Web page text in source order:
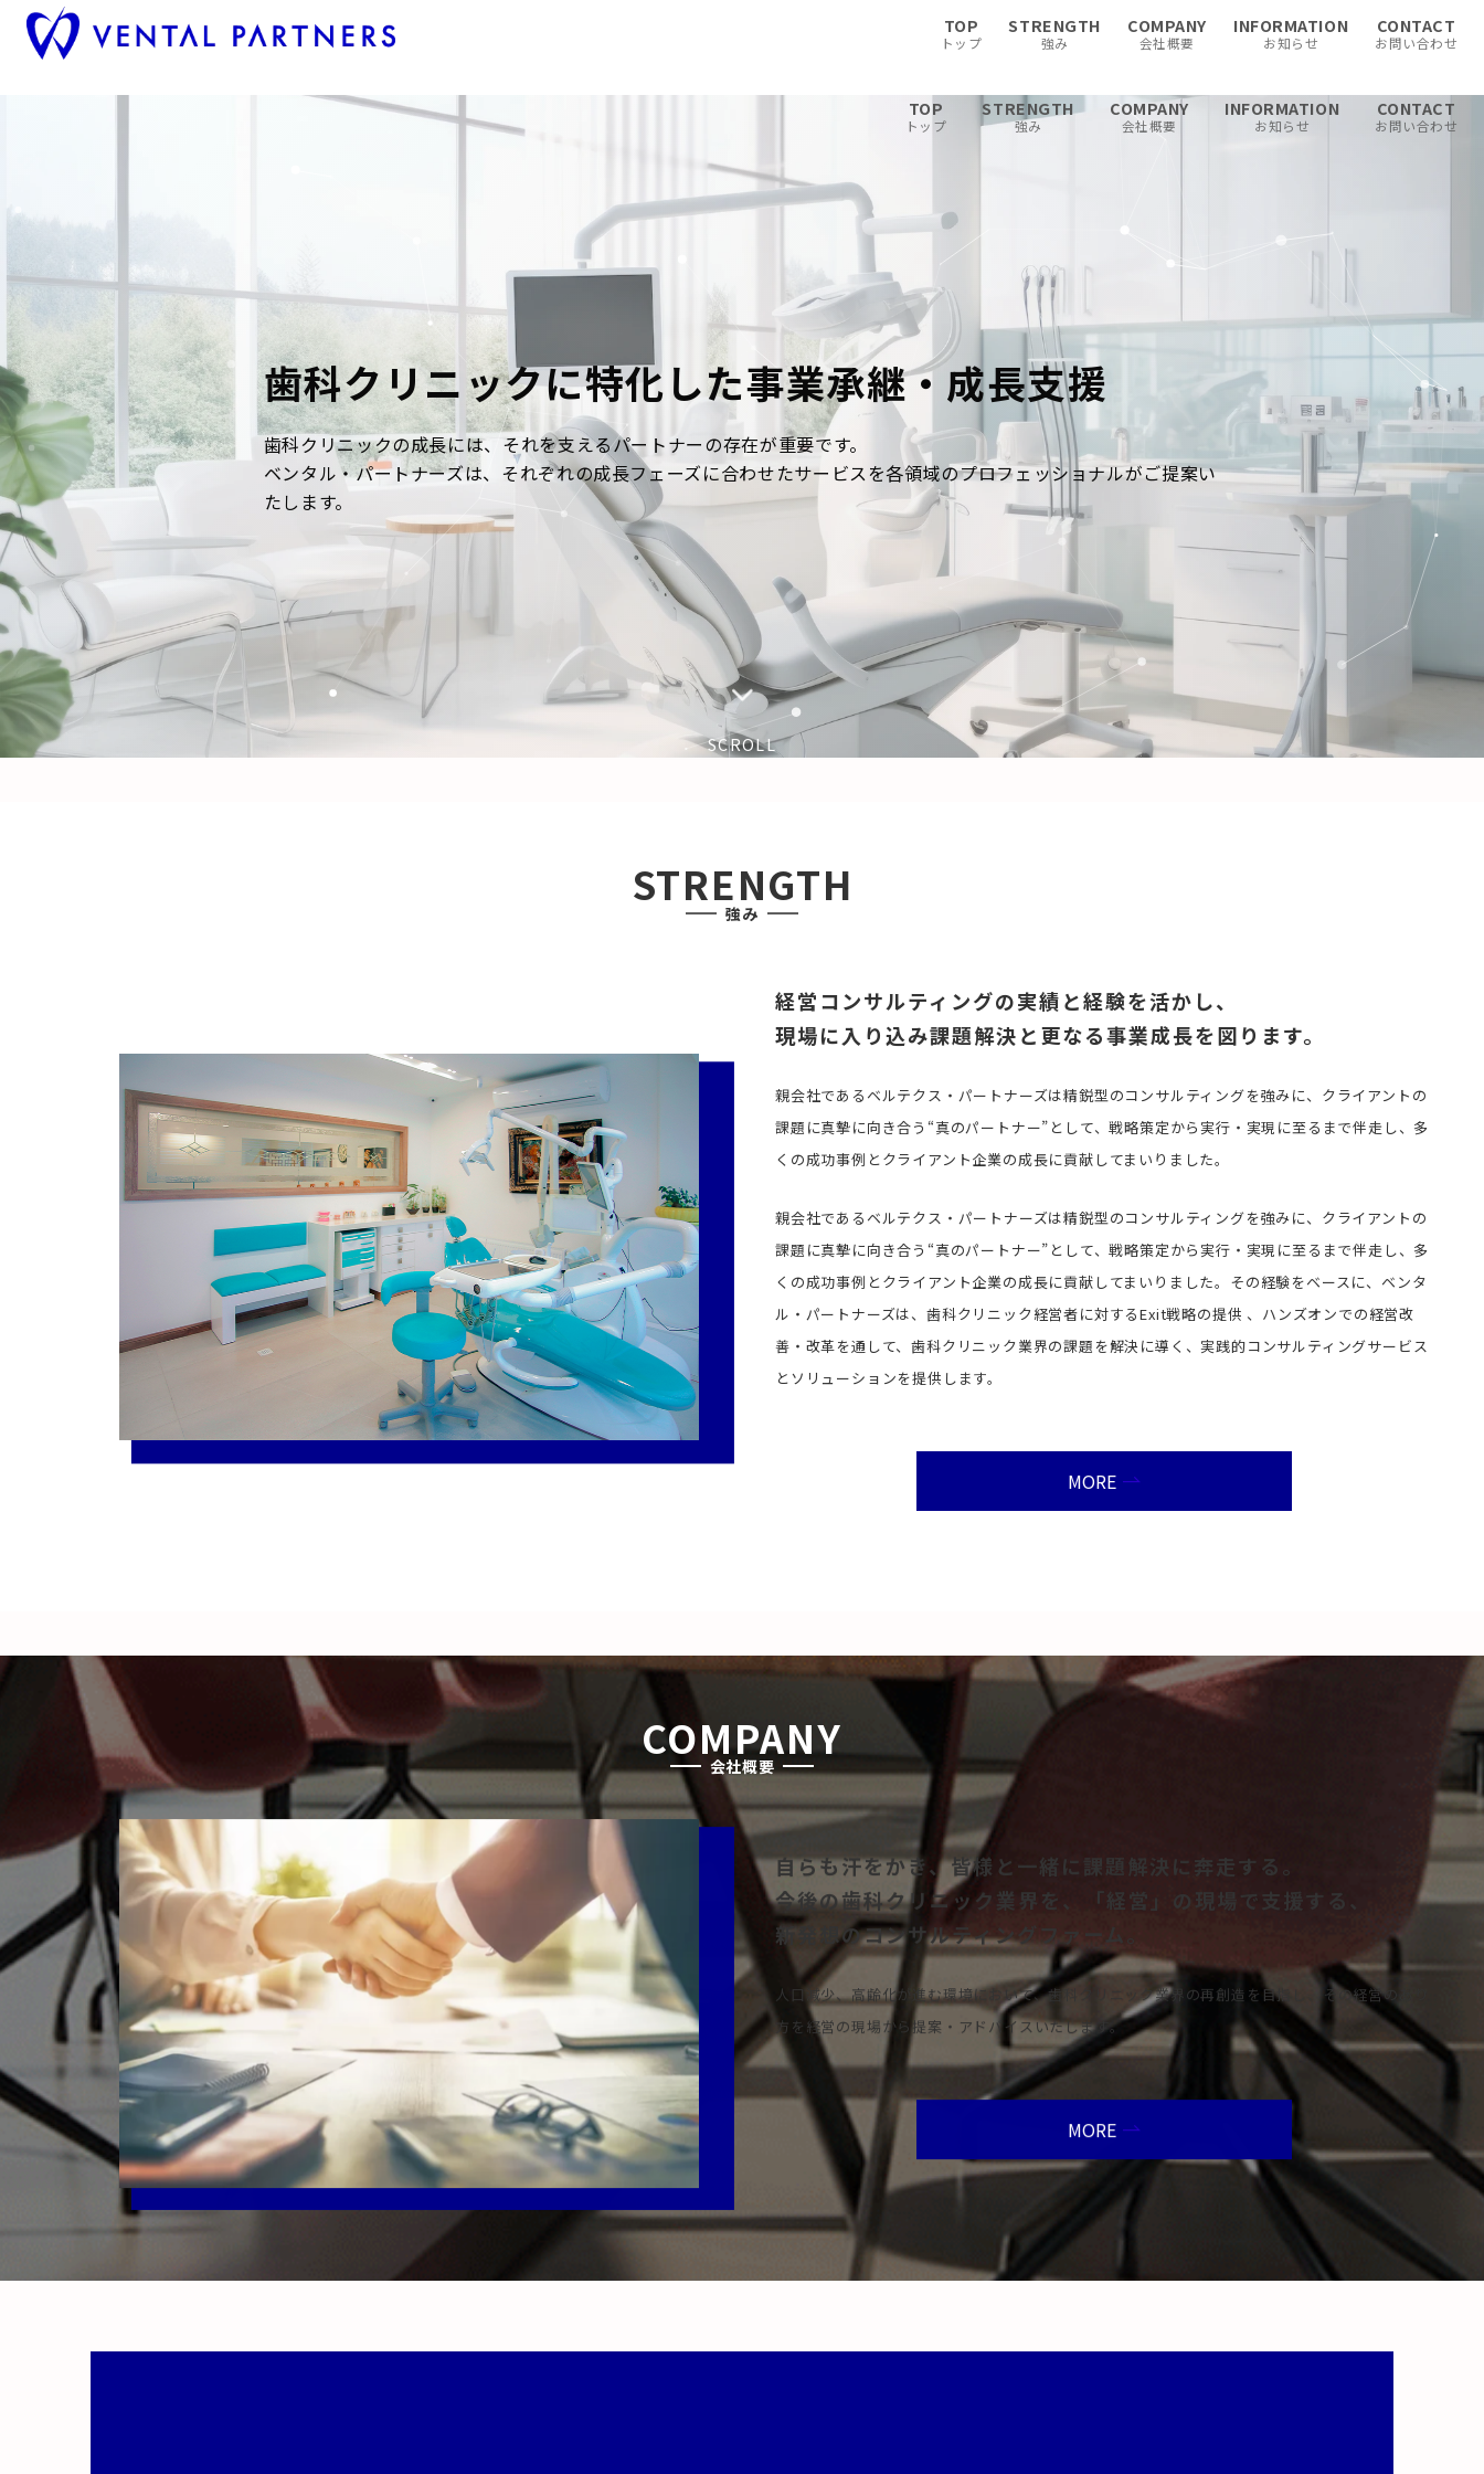
TOP
トップ
STRENGTH
強み
COMPANY
会社概要
INFORMATION
お知らせ
CONTACT
お問い合わせ
TOP
トップ
STRENGTH
強み
COMPANY
会社概要
INFORMATION
お知らせ
CONTACT
お問い合わせ
歯科クリニックに特化した事業承継・成長支援
歯科クリニックの成長には、それを支えるパートナーの存在が重要です。
ベンタル・パートナーズは、それぞれの成長フェーズに合わせたサービスを各領域のプロフェッショナルがご提案い
たします。
SCROLL
STRENGTH
強み
経営コンサルティングの実績と経験を活かし、
現場に入り込み課題解決と更なる事業成長を図ります。
親会社であるベルテクス・パートナーズは精鋭型のコンサルティングを強みに、クライアントの
課題に真摯に向き合う“真のパートナー”として、戦略策定から実行・実現に至るまで伴走し、多
くの成功事例とクライアント企業の成長に貢献してまいりました。
親会社であるベルテクス・パートナーズは精鋭型のコンサルティングを強みに、クライアントの
課題に真摯に向き合う“真のパートナー”として、戦略策定から実行・実現に至るまで伴走し、多
くの成功事例とクライアント企業の成長に貢献してまいりました。その経験をベースに、ベンタ
ル・パートナーズは、歯科クリニック経営者に対するExit戦略の提供 、ハンズオンでの経営改
善・改革を通して、歯科クリニック業界の課題を解決に導く、実践的コンサルティングサービス
とソリューションを提供します。
MORE
COMPANY
会社概要
自らも汗をかき、皆様と一緒に課題解決に奔走する。
今後の歯科クリニック業界を、「経営」の現場で支援する、
新発想のコンサルティングファーム。
人口減少、高齢化が進む環境において、歯科クリニック業界の再創造を目指し、その経営のあり
方を経営の現場から提案・アドバイスいたします。
MORE